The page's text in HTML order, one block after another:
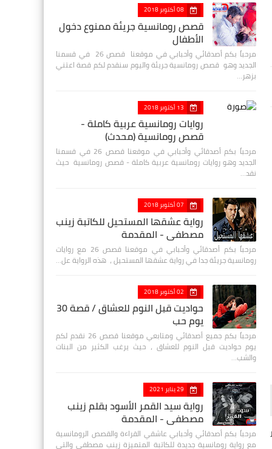
08 أكتوبر 2018
قصص رومانسية جريئة ممنوع دخول
الأطفال
مرحباً بكم أصدقائي وأحبابي في موقعنا قصص 26 في قسمنا
الجديد وهو قصص رومانسية جريئة واليوم سنقدم لكم قصة اعتني
بزهر…
13 أكتوبر 2018
روايات رومانسية عربية كاملة -
قصص رومانسية (محدث)
مرحباً بكم أصدقائي وأحبابي في موقعنا قصص 26 في قسمنا
الجديد وهو روايات رومانسية عربية كاملة - قصص رومانسية حيث
نقد…
07 أكتوبر 2018
رواية عشقها المستحيل للكاتبة زينب
مصطفي - المقدمة
مرحباً بكم أصدقائي وأحبابي في موقعنا قصص 26 مع روايات
رومانسية جريئة جدا في رواية عشقها المستحيل ، هذه الرواية عل…
02 أكتوبر 2018
حواديت قبل النوم للعشاق / قصة 30
يوم حب
مرحباً بكم جميع أصدقائي ومتابعي موقعنا قصص 26 نقدم لكم
يوم حواديت قبل النوم للعشاق ، حيث يرغب الكثير من البنات
والشب…
29 يناير 2021
رواية سيد القمر الأسود بقلم زينب
مصطفي - المقدمة
مرحباً بكم أصدقائي وأحبابي عاشقي القراءة والقصص الرومانسية
مع رواية رومانسية جديدة للكاتبة المتميزة زينب مصطفى والتي